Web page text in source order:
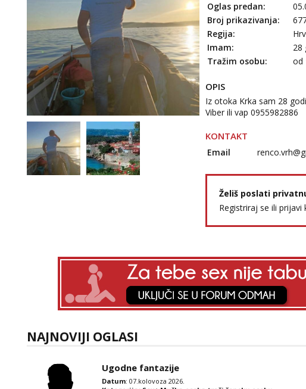
Oglas predan:
Broj prikazivanja:
Regija:
Imam:
28
Tražim osobu:
od
OPIS
Iz otoka Krka sam 28
Viber ili vap 0955982886
KONTAKT
Email
Želiš poslati
Registriraj se ili prijavi
NAJNOVIJI OGLASI
Ugodne fantazije
Datum: 07.kolovoza 2026.